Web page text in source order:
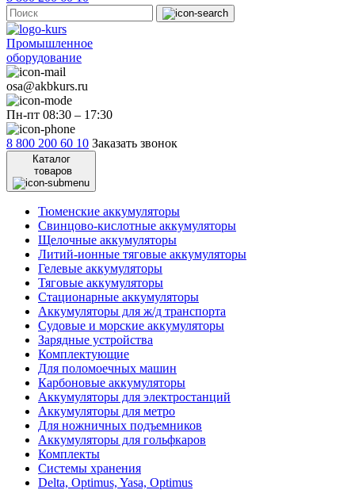
Промышленное
оборудование
osa@akbkurs.ru
Пн-пт 08:30 – 17:30
8 800 200 60 10 Заказать звонок
Каталог
товаров
Тюменские аккумуляторы
Свинцово-кислотные аккумуляторы
Щелочные аккумуляторы
Литий-ионные тяговые аккумуляторы
Гелевые аккумуляторы
Тяговые аккумуляторы
Стационарные аккумуляторы
Аккумуляторы для ж/д транспорта
Судовые и морские аккумуляторы
Зарядные устройства
Комплектующие
Для поломоечных машин
Карбоновые аккумуляторы
Аккумуляторы для электростанций
Аккумуляторы для метро
Для ножничных подъемников
Аккумуляторы для гольфкаров
Комплекты
Системы хранения
Delta, Optimus, Yasa, Optimus